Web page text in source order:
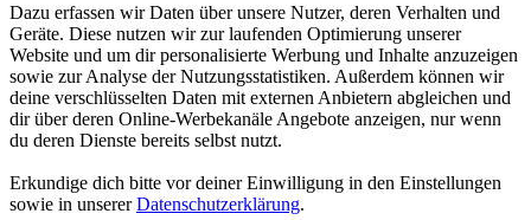
Dazu erfassen wir Daten über unsere Nutzer, deren Verhalten und
Geräte. Diese nutzen wir zur laufenden Optimierung unserer
Website und um dir personalisierte Werbung und Inhalte anzuzeigen
sowie zur Analyse der Nutzungsstatistiken. Außerdem können wir
deine verschlüsselten Daten mit externen Anbietern abgleichen und
dir über deren Online-Werbekanäle Angebote anzeigen, nur wenn
du deren Dienste bereits selbst nutzt.
Erkundige dich bitte vor deiner Einwilligung in den Einstellungen
sowie in unsererDatenschutzerklärung.